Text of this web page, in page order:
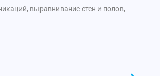
выравнивание стен и полов,